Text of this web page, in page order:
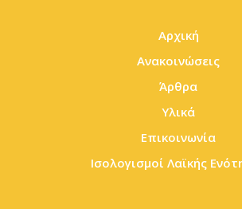
Αρχική
Ανακοινώσεις
Άρθρα
Υλικά
Επικοινωνία
Ισολογισμοί Λαϊκής